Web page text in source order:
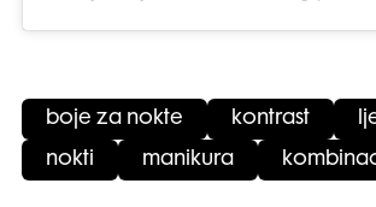
boje za nokte kontrast
nokti manikura